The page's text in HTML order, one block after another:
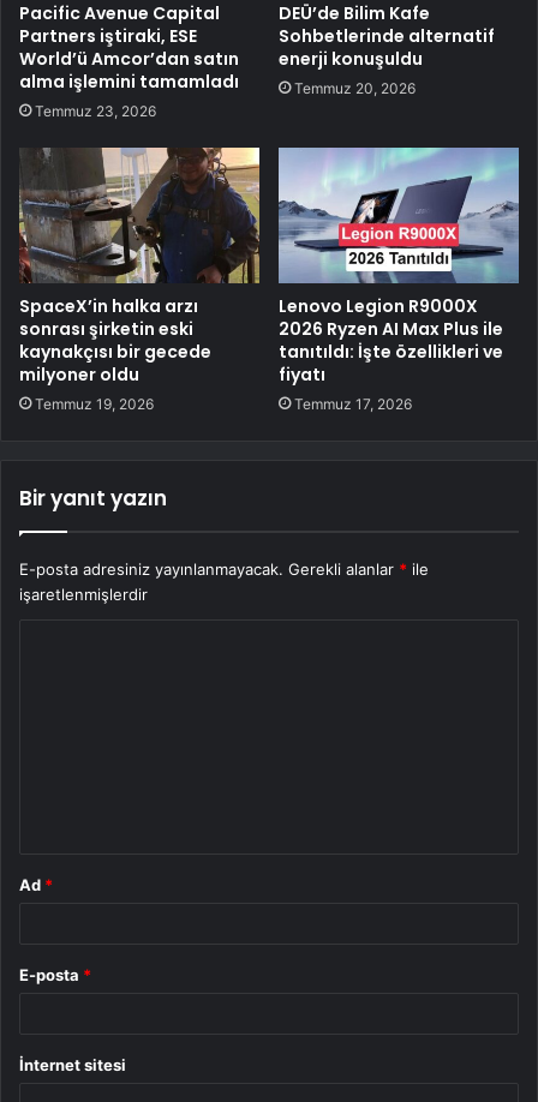
Pacific Avenue Capital
Partners iştiraki, ESE
World’ü Amcor’dan satın
alma işlemini tamamladı
Temmuz 23, 2026
DEÜ’de Bilim Kafe
Sohbetlerinde alternatif
enerji konuşuldu
Temmuz 20, 2026
SpaceX’in halka arzı
sonrası şirketin eski
kaynakçısı bir gecede
milyoner oldu
Temmuz 19, 2026
Lenovo Legion R9000X
2026 Ryzen AI Max Plus ile
tanıtıldı: İşte özellikleri ve
fiyatı
Temmuz 17, 2026
Bir yanıt yazın
E-posta adresiniz yayınlanmayacak. Gerekli alanlar * ile
işaretlenmişlerdir
Ad *
E-posta *
İnternet sitesi